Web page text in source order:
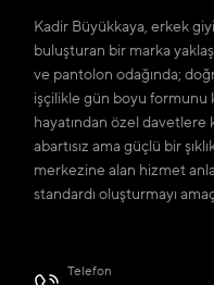
Kadir Büyükkaya, erkek
buluşturan bir marka
ve pantolon odağında;
işçilikle gün boyu formunu
hayatından özel davetlere
abartısız ama güçlü bir
merkezine alan hizmet
standardı oluşturmayı
Telefon